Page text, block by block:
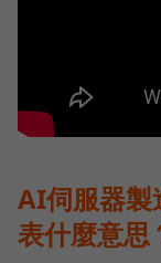
AI伺服器製
表什麼意思